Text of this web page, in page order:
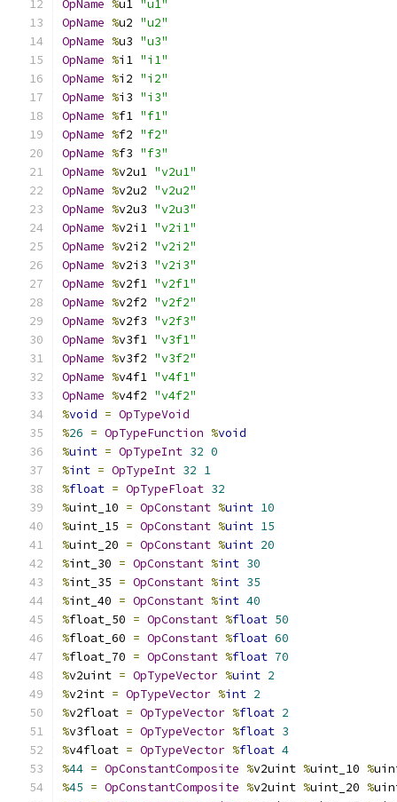
OpName %u1 "u1"
OpName %u2 "u2"
OpName %u3 "u3"
OpName %i1 "i1"
OpName %i2 "i2"
OpName %i3 "i3"
OpName %f1 "f1"
OpName %f2 "f2"
OpName %f3 "f3"
OpName %v2u1 "v2u1"
OpName %v2u2 "v2u2"
OpName %v2u3 "v2u3"
OpName %v2i1 "v2i1"
OpName %v2i2 "v2i2"
OpName %v2i3 "v2i3"
OpName %v2f1 "v2f1"
OpName %v2f2 "v2f2"
OpName %v2f3 "v2f3"
OpName %v3f1 "v3f1"
OpName %v3f2 "v3f2"
OpName %v4f1 "v4f1"
OpName %v4f2 "v4f2"
%void = OpTypeVoid
%26 = OpTypeFunction %void
%uint = OpTypeInt 32 0
%int = OpTypeInt 32 1
%float = OpTypeFloat 32
%uint_10 = OpConstant %uint 10
%uint_15 = OpConstant %uint 15
%uint_20 = OpConstant %uint 20
%int_30 = OpConstant %int 30
%int_35 = OpConstant %int 35
%int_40 = OpConstant %int 40
%float_50 = OpConstant %float 50
%float_60 = OpConstant %float 60
%float_70 = OpConstant %float 70
%v2uint = OpTypeVector %uint 2
%v2int = OpTypeVector %int 2
%v2float = OpTypeVector %float 2
%v3float = OpTypeVector %float 3
%v4float = OpTypeVector %float 4
%44 = OpConstantComposite %v2uint %uint_10 %
%45 = OpConstantComposite %v2uint %uint_20 %